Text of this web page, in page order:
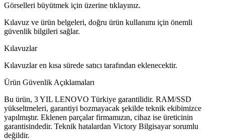
Görselleri büyütmek için üzerine tıklayınız.
Kılavuz ve ürün belgeleri, doğru ürün kullanımı için önemli
güvenlik bilgileri sağlar.
Kılavuzlar
Kılavuzlar en kısa sürede satıcı tarafından eklenecektir.
Ürün Güvenlik Açıklamaları
Bu ürün, 3 YIL LENOVO Türkiye garantilidir. RAM/SSD
yükseltmeleri, garantiyi bozmayacak şekilde teknik ekibimizce
yapılmıştır. Eklenen parçalar firmamızın, cihaz ise üreticinin
garantisindedir. Teknik hatalardan Victory Bilgisayar sorumlu
değildir.